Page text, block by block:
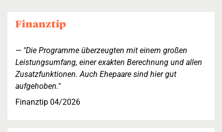
"Die Programme überzeugten mit einem großen
Leistungsumfang, einer exakten Berechnung und allen
Zusatzfunktionen. Auch Ehepaare sind hier gut
aufgehoben."
Finanztip 04/2026